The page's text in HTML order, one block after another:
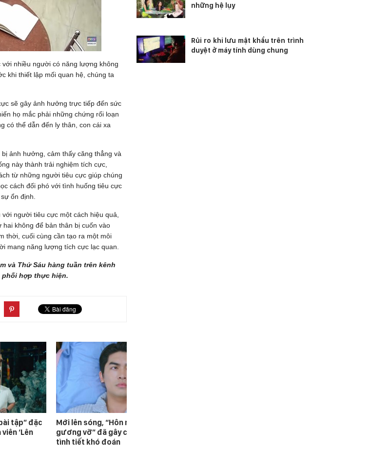
với nhiều người có năng lượng không
khi thiết lập mối quan hệ, chúng ta
sẽ gây ảnh hưởng trực tiếp đến sức
họ mắc phải những chứng rối loạn
có thể dẫn đến ly thân, con cái xa
ảnh hưởng, cảm thấy căng thẳng và
này thành trải nghiệm tích cực,
từ những người tiêu cực giúp chúng
cách đối phó với tình huống tiêu cực
ổn định.
người tiêu cực một cách hiệu quả,
không để bản thân bị cuốn vào
thời, cuối cùng cần tạo ra một môi
mang năng lượng tích cực lạc quan.
và Thứ Sáu hàng tuần trên kênh
phối hợp thực hiện.
tập” đặc
‘Lên
Mới lên sóng, “Hôn nhân trong
gương vỡ” đã gây chú ý bởi loạt
tình tiết khó đoán
những hệ lụy
Rủi ro khi lưu mật khẩu trên trình
duyệt ở máy tính dùng chung